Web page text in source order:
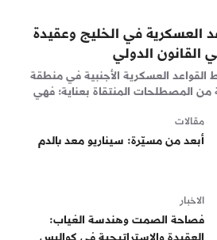
العسكرية في الخليج وعقيدة
القانون الدولي
العسكرية الأجنبية في منطقة
من المصطلحات المنتقاة بعناية؛ فهي
مقالات
أبعد من مسيّرة: سيناريو معد بالدم
الاخبار
فصاحة الصمت وهندسة الغياب: